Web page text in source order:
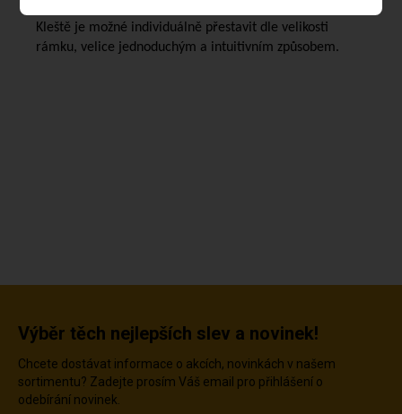
Kleště je možné individuálně přestavit dle velikosti
rámku, velice jednoduchým a intuitivním způsobem.
Výběr těch nejlepších slev a novinek!
Chcete dostávat informace o akcích, novinkách v našem
sortimentu? Zadejte prosím Váš email pro přihlášení o
odebírání novinek.